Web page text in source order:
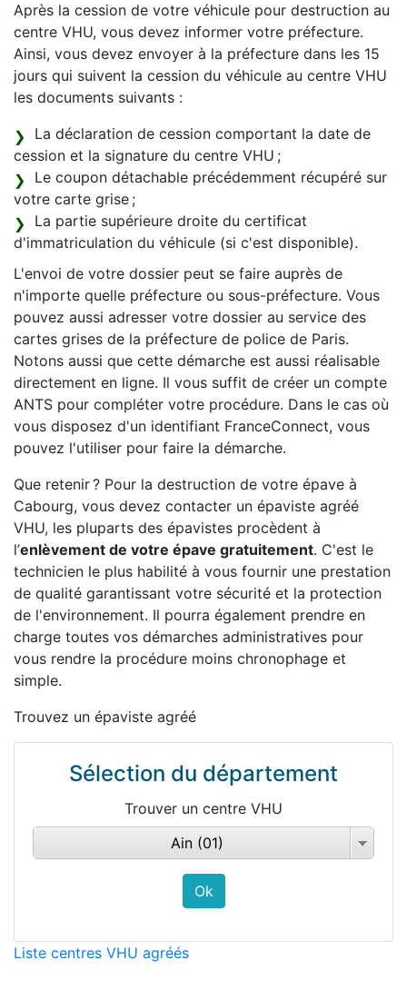
Après la cession de votre véhicule pour destruction au
centre VHU, vous devez informer votre préfecture.
Ainsi, vous devez envoyer à la préfecture dans les 15
jours qui suivent la cession du véhicule au centre VHU
les documents suivants :
La déclaration de cession comportant la date de
cession et la signature du centre VHU ;
Le coupon détachable précédemment récupéré sur
votre carte grise ;
La partie supérieure droite du certificat
d'immatriculation du véhicule (si c'est disponible).
L'envoi de votre dossier peut se faire auprès de
n'importe quelle préfecture ou sous-préfecture. Vous
pouvez aussi adresser votre dossier au service des
cartes grises de la préfecture de police de Paris.
Notons aussi que cette démarche est aussi réalisable
directement en ligne. Il vous suffit de créer un compte
ANTS pour compléter votre procédure. Dans le cas où
vous disposez d'un identifiant FranceConnect, vous
pouvez l'utiliser pour faire la démarche.
Que retenir ? Pour la destruction de votre épave à
Cabourg, vous devez contacter un épaviste agréé
VHU, les pluparts des épavistes procèdent à
l’enlèvement de votre épave gratuitement. C'est le
technicien le plus habilité à vous fournir une prestation
de qualité garantissant votre sécurité et la protection
de l'environnement. Il pourra également prendre en
charge toutes vos démarches administratives pour
vous rendre la procédure moins chronophage et
simple.
Trouvez un épaviste agréé
Sélection du département
Trouver un centre VHU
Ain (01)
Liste centres VHU agréés